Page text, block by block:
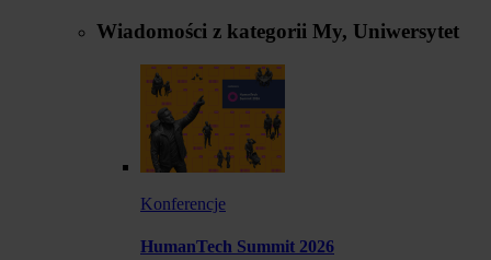
Wiadomości z kategorii My, Uniwersytet
Konferencje
HumanTech Summit 2026